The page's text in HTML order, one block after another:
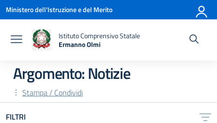
Vai ai contenuti
Vai al menu di navigazione
Vai al footer
Ministero dell'Istruzione e del Merito
Istituto Comprensivo Statale
Ermanno Olmi
Argomento: Notizie
Stampa / Condividi
FILTRI